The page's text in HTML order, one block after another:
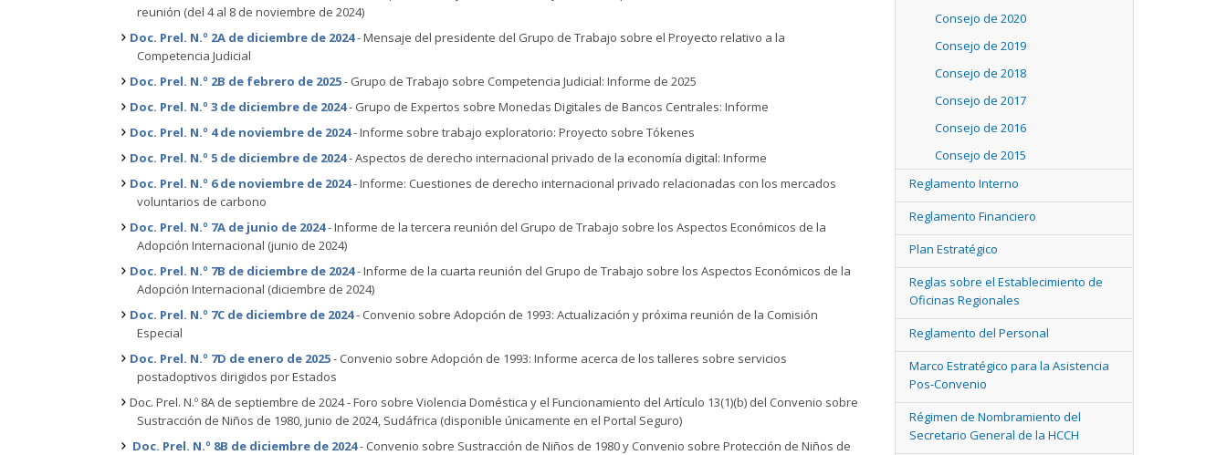
reunión (del 4 al 8 de noviembre de 2024)
Doc. Prel. N.º 2A de diciembre de 2024- Mensaje del presidente del Grupo de Trabajo sobre el Proyecto relativo a la
Competencia Judicial
Doc. Prel. N.º 2B de febrero de 2025- Grupo de Trabajo sobre Competencia Judicial: Informe de 2025
Doc. Prel. N.º 3 de diciembre de 2024- Grupo de Expertos sobre Monedas Digitales de Bancos Centrales: Informe
Doc. Prel. N.º 4 de noviembre de 2024- Informe sobre trabajo exploratorio: Proyecto sobre Tókenes
Doc. Prel. N.º 5 de diciembre de 2024- Aspectos de derecho internacional privado de la economía digital: Informe
Doc. Prel. N.º 6 de noviembre de 2024- Informe: Cuestiones de derecho internacional privado relacionadas con los mercados
voluntarios de carbono
Doc. Prel. N.º 7A de junio de 2024- Informe de la tercera reunión del Grupo de Trabajo sobre los Aspectos Económicos de la
Adopción Internacional (junio de 2024)
Doc. Prel. N.º 7B de diciembre de 2024- Informe de la cuarta reunión del Grupo de Trabajo sobre los Aspectos Económicos de la
Adopción Internacional (diciembre de 2024)
Doc. Prel. N.º 7C de diciembre de 2024- Convenio sobre Adopción de 1993: Actualización y próxima reunión de la Comisión
Especial
Doc. Prel. N.º 7D de enero de 2025- Convenio sobre Adopción de 1993: Informe acerca de los talleres sobre servicios
postadoptivos dirigidos por Estados
Doc. Prel. N.º 8A de septiembre de 2024 - Foro sobre Violencia Doméstica y el Funcionamiento del Artículo 13(1)(b) del Convenio sobre
Sustracción de Niños de 1980, junio de 2024, Sudáfrica (disponible únicamente en el Portal Seguro)
Doc. Prel. N.º 8B de diciembre de 2024- Convenio sobre Sustracción de Niños de 1980 y Convenio sobre Protección de Niños de
Consejo de 2020
Consejo de 2019
Consejo de 2018
Consejo de 2017
Consejo de 2016
Consejo de 2015
Reglamento Interno
Reglamento Financiero
Plan Estratégico
Reglas sobre el Establecimiento de
Oficinas Regionales
Reglamento del Personal
Marco Estratégico para la Asistencia
Pos-Convenio
Régimen de Nombramiento del
Secretario General de la HCCH